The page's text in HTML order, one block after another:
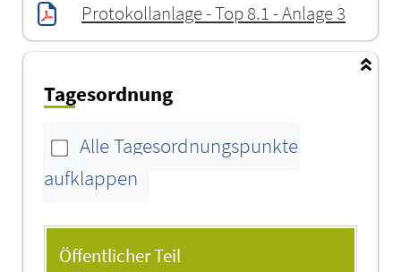
Protokollanlage - Top 8.1 - Anlage 3
Tagesordnung
Alle Tagesordnungspunkte
aufklappen
Tagesordnung
Öffentlicher Teil